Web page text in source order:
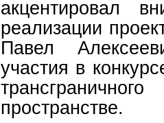
акцентировал
реализации
Павел
участия в
пространстве.